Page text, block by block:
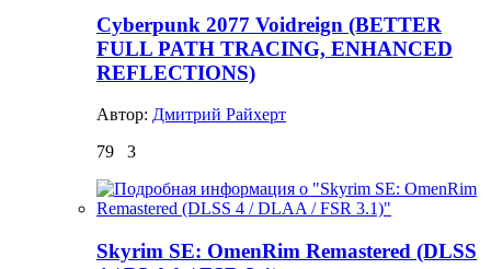
Cyberpunk 2077 Voidreign (BETTER
FULL PATH TRACING, ENHANCED
REFLECTIONS)
Автор: Дмитрий Райхерт
79
3
Skyrim SE: OmenRim Remastered (DLSS